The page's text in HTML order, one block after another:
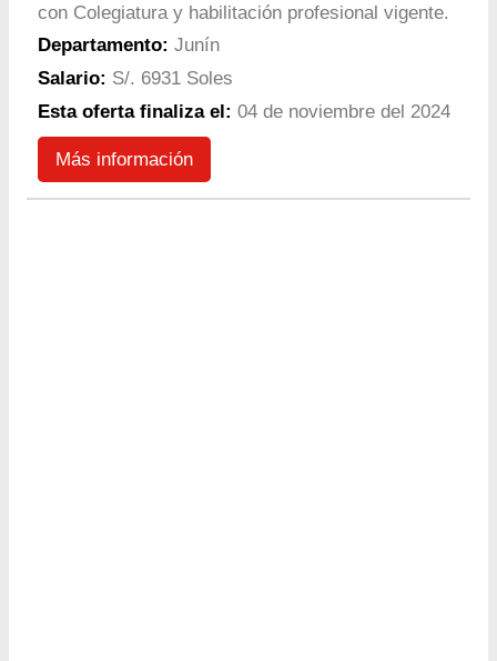
con Colegiatura y habilitación profesional vigente.
Departamento: Junín
Salario: S/. 6931 Soles
Esta oferta finaliza el: 04 de noviembre del 2024
Más información